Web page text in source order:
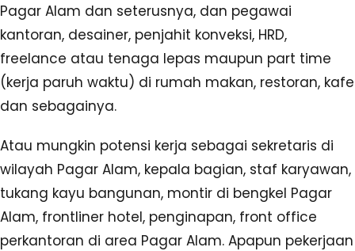
Pagar Alam dan seterusnya, dan pegawai
kantoran, desainer, penjahit konveksi, HRD,
freelance atau tenaga lepas maupun part time
(kerja paruh waktu) di rumah makan, restoran, kafe
dan sebagainya.
Atau mungkin potensi kerja sebagai sekretaris di
wilayah Pagar Alam, kepala bagian, staf karyawan,
tukang kayu bangunan, montir di bengkel Pagar
Alam, frontliner hotel, penginapan, front office
perkantoran di area Pagar Alam. Apapun pekerjaan